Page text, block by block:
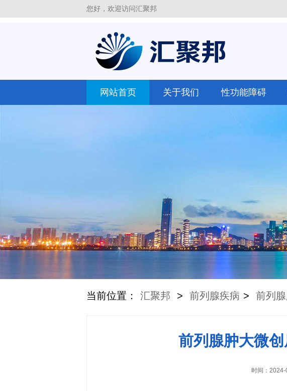
您好，欢迎访问汇聚邦
网站首页 关于我们 性功能障碍
当前位置： 汇聚邦 > 前列腺疾病 > 前列
前列腺肿大微
时间：2024-